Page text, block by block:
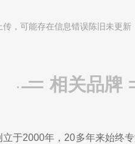
传，可能存在信息错误陈旧未更新
相关品牌
立于2000年，20多年来始终